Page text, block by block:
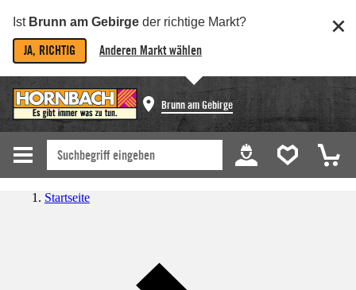
Ist Brunn am Gebirge der richtige Markt?
JA, RICHTIG Anderen Markt wählen
Brunn am Gebirge
Startseite